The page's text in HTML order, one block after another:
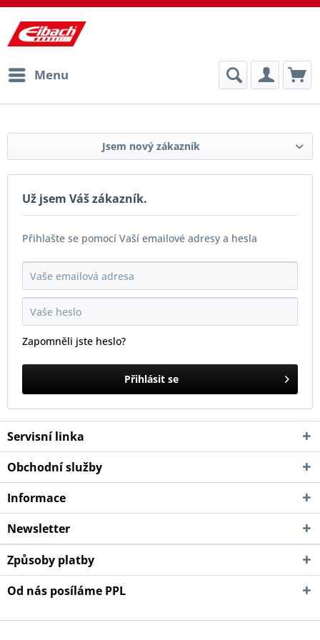
Menu
Jsem nový zákazník
Už jsem Váš zákazník.
Přihlašte se pomocí Vaší emailové adresy a hesla
Zapomněli jste heslo?
Přihlásit se
Servisní linka
Obchodní služby
Informace
Newsletter
Způsoby platby
Od nás posíláme PPL